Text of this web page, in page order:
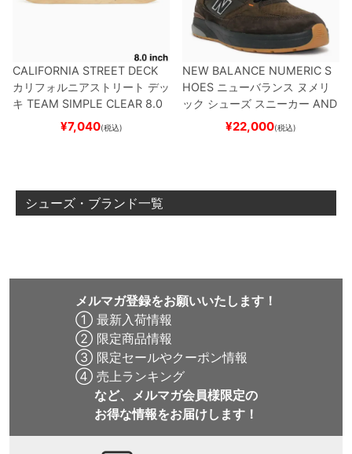
CALIFORNIA STREET DECK
カリフォルニアストリート デッ
キ TEAM SIMPLE CLEAR 8.0
ブランク（DSM）
ード スケボー
¥7,040(税込)
NEW BALANCE NUMERIC S
HOES ニューバランス ヌメリ
ック シューズ スニーカー AND
REW REYNOLDS 933
BROWN/BLACK
スケート
¥22,000(税込)
シューズ・ブランド一覧
メルマガ登録をお願いいたします！
① 最新入荷情報
② 限定商品情報
③ 限定セールやクーポン情報
④ 売上ランキング
など、メルマガ会員様限定の
お得な情報をお届けします！